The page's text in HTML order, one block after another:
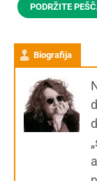
PODRŽITE
Biografija